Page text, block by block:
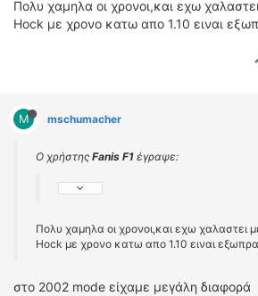
Πολυ χαμηλα οι χρονοι,και εχω
Hock με χρονο κατω απο 1.10 ειναι
M mschumacher
Ο χρήστης Fanis F1 έγραψε:
Πολυ χαμηλα οι χρονοι,και εχω χαλαστει
Hock με χρονο κατω απο 1.10 ειναι
στο 2002 mode είχαμε μεγάλη διαφορά